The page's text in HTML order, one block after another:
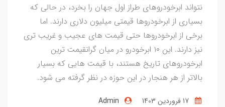
نتواند ابرخودروهای طراز اول جهان را بخرد، در حالی که
بسیاری از ابرخودروها قیمتی میلیون دلاری دارند. اما
برخی از ابرخودروها حتی قیمت های عجیب و غریب تری
نیز دارند. این ۱۰ ابرخودرو در میان گرانقیمت ترین
ابرخودروهای تاریخ هستند، با قیمت هایی که بسیار
بالاتر از هر هنجار در این حوزه در نظر گرفته می شود.
Admin